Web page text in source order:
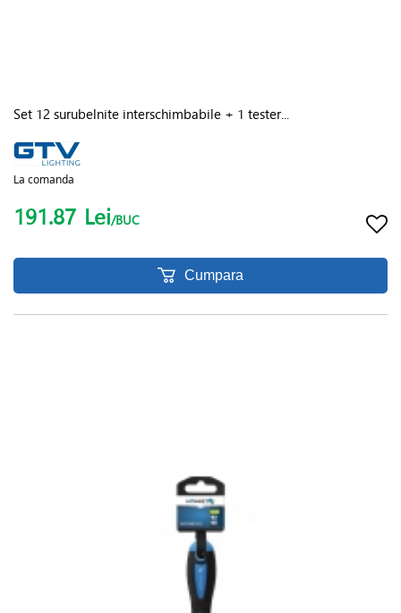
Set 12 surubelnite interschimbabile + 1 tester...
La comanda
191.87 Lei/BUC
Cumpara